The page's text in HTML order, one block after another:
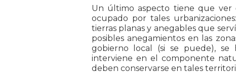
Un último aspecto tiene que ver
ocupado por tales
tierras planas y anegables que
posibles anegamientos en las
gobierno local (si se puede),
interviene en el componente
deben conservarse en tales